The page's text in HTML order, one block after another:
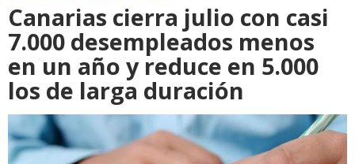
Canarias cierra julio con casi
7.000 desempleados menos
en un año y reduce en 5.000
los de larga duración